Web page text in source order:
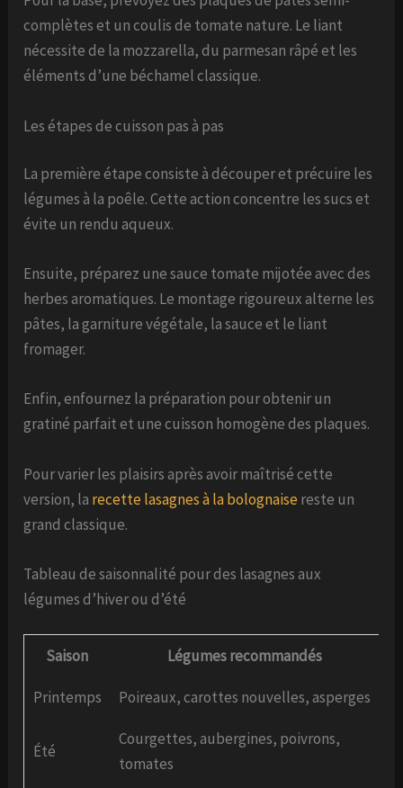
complètes et un coulis de tomate nature. Le liant
nécessite de la mozzarella, du parmesan râpé et les
éléments d’une béchamel classique.
Les étapes de cuisson pas à pas
La première étape consiste à découper et précuire les
légumes à la poêle. Cette action concentre les sucs et
évite un rendu aqueux.
Ensuite, préparez une sauce tomate mijotée avec des
herbes aromatiques. Le montage rigoureux alterne les
pâtes, la garniture végétale, la sauce et le liant
fromager.
Enfin, enfournez la préparation pour obtenir un
gratiné parfait et une cuisson homogène des plaques.
Pour varier les plaisirs après avoir maîtrisé cette
version, la recette lasagnes à la bolognaise reste un
grand classique.
Tableau de saisonnalité pour des lasagnes aux
légumes d’hiver ou d’été
Saison Légumes recommandés
Printemps Poireaux, carottes nouvelles, asperges
Été
Courgettes, aubergines, poivrons,
tomates